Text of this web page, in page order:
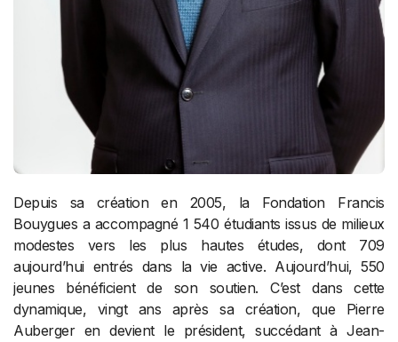
Depuis sa création en 2005, la Fondation Francis
Bouygues a accompagné 1 540 étudiants issus de milieux
modestes vers les plus hautes études, dont 709
aujourd’hui entrés dans la vie active. Aujourd’hui, 550
jeunes bénéficient de son soutien. C’est dans cette
dynamique, vingt ans après sa création, que Pierre
Auberger en devient le président, succédant à Jean-